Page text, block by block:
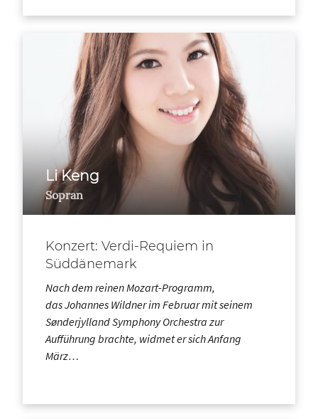
Li Keng
Sopran
Konzert: Verdi-Requiem in
Süddänemark
Nach dem reinen Mozart-Programm,
das Johannes Wildner im Februar mit seinem
Sønderjylland Symphony Orchestra zur
Aufführung brachte, widmet er sich Anfang
März…